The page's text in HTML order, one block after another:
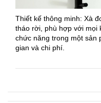
Thiết kế thông minh: Xà
tháo rời, phù hợp với mọi
chức năng trong một sản
gian và chi phí.